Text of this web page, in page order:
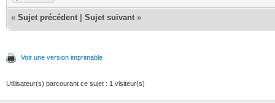
« Sujet précédent Sujet suivant »
Voir une version imprimable
Utilisateur(s) parcourant ce sujet : 1 visiteur(s)